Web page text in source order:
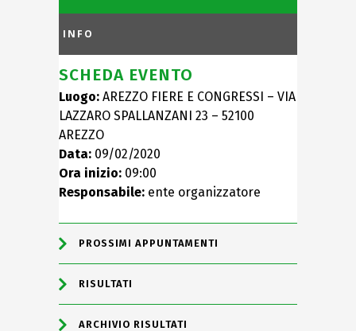
INFO
SCHEDA EVENTO
Luogo: AREZZO FIERE E CONGRESSI – VIA
LAZZARO SPALLANZANI 23 – 52100
AREZZO
Data: 09/02/2020
Ora inizio: 09:00
Responsabile: ente organizzatore
PROSSIMI APPUNTAMENTI
RISULTATI
ARCHIVIO RISULTATI